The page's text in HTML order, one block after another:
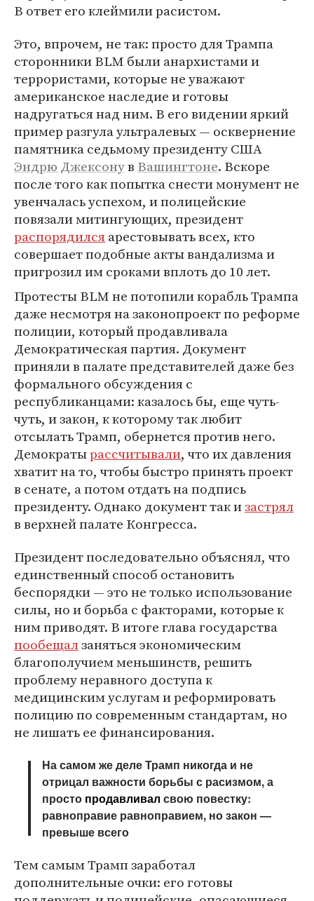
В ответ его клеймили расистом.
Это, впрочем, не так: просто для Трампа
сторонники BLM были анархистами и
террористами, которые не уважают
американское наследие и готовы
надругаться над ним. В его видении яркий
пример разгула ультралевых — осквернение
памятника седьмому президенту США
Эндрю Джексонув Вашингтоне. Вскоре
после того как попытка снести монумент не
увенчалась успехом, и полицейские
повязали митингующих, президент
распорядилсяарестовывать всех, кто
совершает подобные акты вандализма и
пригрозил им сроками вплоть до 10 лет.
Протесты BLM не потопили корабль Трампа
даже несмотря на законопроект по реформе
полиции, который продавливала
Демократическая партия. Документ
приняли в палате представителей даже без
формального обсуждения с
республиканцами: казалось бы, еще чуть-
чуть, и закон, к которому так любит
отсылать Трамп, обернется против него.
Демократырассчитывали, что их давления
хватит на то, чтобы быстро принять проект
в сенате, а потом отдать на подпись
президенту. Однако документ так изастрял
в верхней палате Конгресса.
Президент последовательно объяснял, что
единственный способ остановить
беспорядки — это не только использование
силы, но и борьба с факторами, которые к
ним приводят. В итоге глава государства
пообещалзаняться экономическим
благополучием меньшинств, решить
проблему неравного доступа к
медицинским услугам и реформировать
полицию по современным стандартам, но
не лишать ее финансирования.
На самом же деле Трамп никогда и не
отрицал важности борьбы с расизмом, а
просто продавливал свою повестку:
равноправие равноправием, но закон —
превыше всего
Тем самым Трамп заработал
дополнительные очки: его готовы